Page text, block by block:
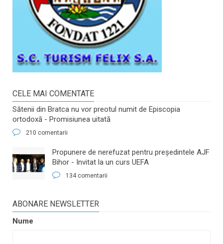
CELE MAI COMENTATE
Sătenii din Bratca nu vor preotul numit de Episcopia
ortodoxă - Promisiunea uitată
210 comentarii
​Propunere de nerefuzat pentru preşedintele AJF
Bihor - Invitat la un curs UEFA
134 comentarii
ABONARE NEWSLETTER
Nume